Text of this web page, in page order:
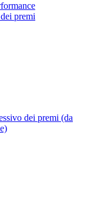
premi
dei premi (da